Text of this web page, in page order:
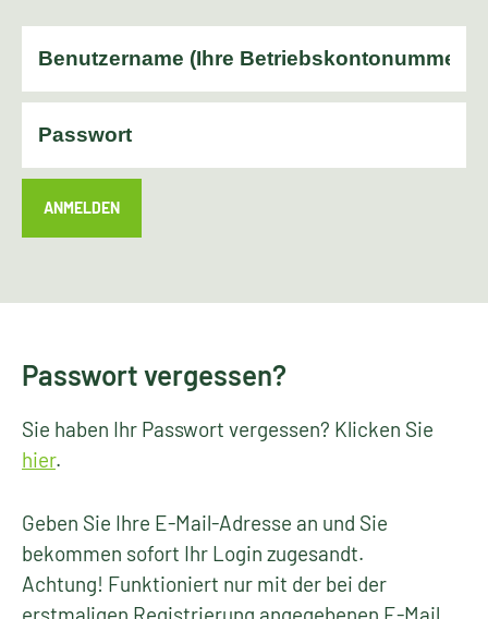
ANMELDEN
Passwort vergessen?
Sie haben Ihr Passwort vergessen? Klicken Sie
hier.
Geben Sie Ihre E-Mail-Adresse an und Sie
bekommen sofort Ihr Login zugesandt.
Achtung! Funktioniert nur mit der bei der